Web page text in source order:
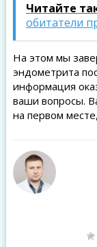
Читайте
обитатели
На этом мы
эндометрита
информация
ваши вопросы.
на первом